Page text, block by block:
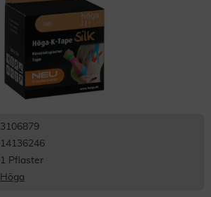
3106879
14136246
1 Pflaster
Höga